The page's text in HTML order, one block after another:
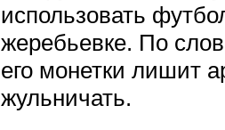
использовать
жеребьевке. По
его монетки лишит
жульничать.